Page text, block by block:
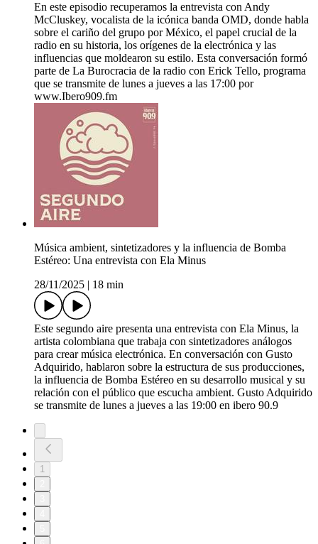
En este episodio recuperamos la entrevista con Andy
McCluskey, vocalista de la icónica banda OMD, donde habla
sobre el cariño del grupo por México, el papel crucial de la
radio en su historia, los orígenes de la electrónica y las
influencias que moldearon su estilo. Esta conversación formó
parte de La Burocracia de la radio con Erick Tello, programa
que se transmite de lunes a jueves a las 17:00 por
www.Ibero909.fm
Música ambient, sintetizadores y la influencia de Bomba
Estéreo: Una entrevista con Ela Minus
28/11/2025
18 min
Este segundo aire presenta una entrevista con Ela Minus, la
artista colombiana que trabaja con sintetizadores análogos
para crear música electrónica. En conversación con Gusto
Adquirido, hablaron sobre la estructura de sus producciones,
la influencia de Bomba Estéreo en su desarrollo musical y su
relación con el público que escucha ambient. Gusto Adquirido
se transmite de lunes a jueves a las 19:00 en ibero 90.9
1